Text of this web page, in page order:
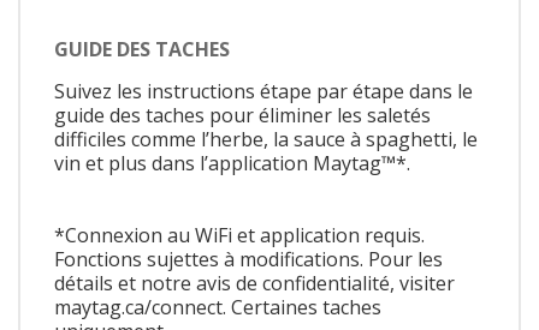
GUIDE DES TACHES
Suivez les instructions étape par étape dans le
guide des taches pour éliminer les saletés
difficiles comme l’herbe, la sauce à spaghetti, le
vin et plus dans l’application Maytag™*.
*Connexion au WiFi et application requis.
Fonctions sujettes à modifications. Pour les
détails et notre avis de confidentialité, visiter
maytag.ca/connect. Certaines taches